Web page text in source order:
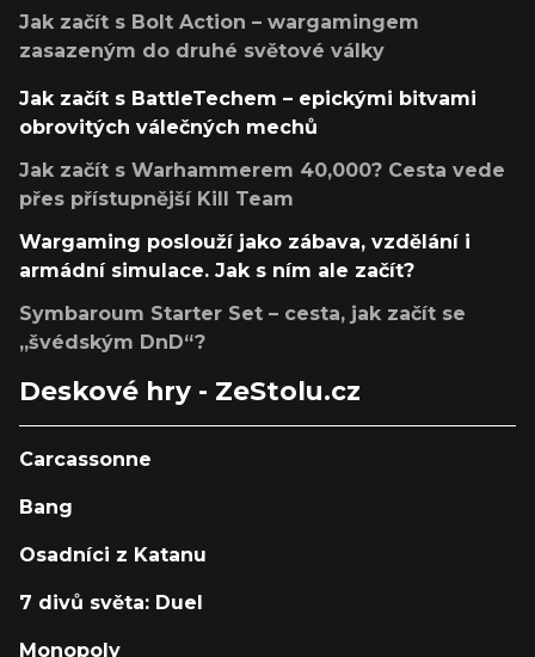
Jak začít s Bolt Action – wargamingem
zasazeným do druhé světové války
Jak začít s BattleTechem – epickými bitvami
obrovitých válečných mechů
Jak začít s Warhammerem 40,000? Cesta vede
přes přístupnější Kill Team
Wargaming poslouží jako zábava, vzdělání i
armádní simulace. Jak s ním ale začít?
Symbaroum Starter Set – cesta, jak začít se
„švédským DnD“?
Deskové hry - ZeStolu.cz
Carcassonne
Bang
Osadníci z Katanu
7 divů světa: Duel
Monopoly